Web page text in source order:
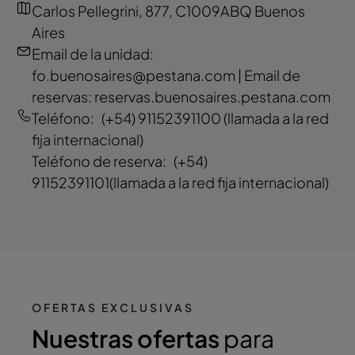
Carlos Pellegrini, 877, C1009ABQ Buenos
Aires
Email de la unidad:
fo.buenosaires@pestana.com | Email de
reservas: reservas.buenosaires.pestana.com
Teléfono: (+54) 91152391100 (llamada a la red
fija internacional)
Teléfono de reserva: (+54)
91152391101(llamada a la red fija internacional)
OFERTAS EXCLUSIVAS
Nuestras ofertas para